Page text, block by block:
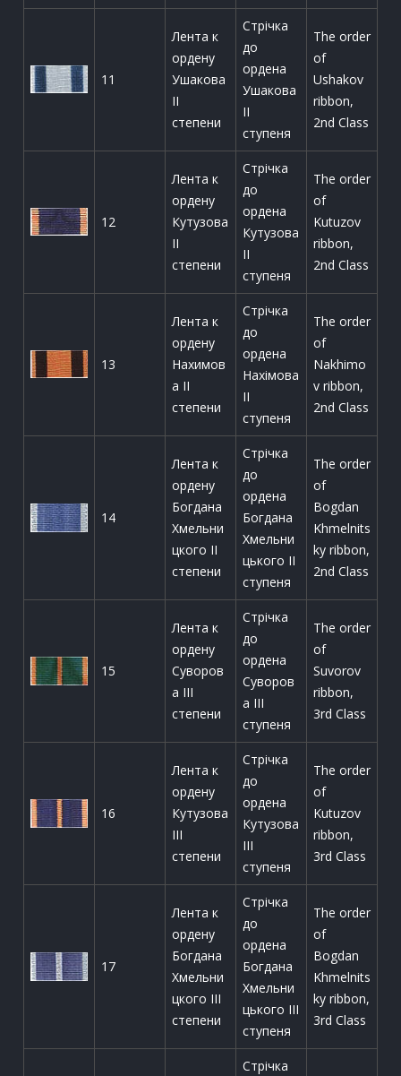
11
Лента к
ордену
Ушакова
II
степени
Стрічка
до
ордена
Ушакова
ІІ
ступеня
The order
of
Ushakov
ribbon,
2nd Class
12
Лента к
ордену
Кутузова
II
степени
Стрічка
до
ордена
Кутузова
ІІ
ступеня
The order
of
Kutuzov
ribbon,
2nd Class
13
Лента к
ордену
Нахимов
а II
степени
Стрічка
до
ордена
Нахімова
ІІ
ступеня
The order
of
Nakhimo
v ribbon,
2nd Class
14
Лента к
ордену
Богдана
Хмельни
цкого II
степени
Стрічка
до
ордена
Богдана
Хмельни
цького ІІ
ступеня
The order
of
Bogdan
Khmelnits
ky ribbon,
2nd Class
15
Лента к
ордену
Суворов
а III
степени
Стрічка
до
ордена
Суворов
а ІІІ
ступеня
The order
of
Suvorov
ribbon,
3rd Class
16
Лента к
ордену
Кутузова
III
степени
Стрічка
до
ордена
Кутузова
ІІІ
ступеня
The order
of
Kutuzov
ribbon,
3rd Class
17
Лента к
ордену
Богдана
Хмельни
цкого III
степени
Стрічка
до
ордена
Богдана
Хмельни
цького ІІІ
ступеня
The order
of
Bogdan
Khmelnits
ky ribbon,
3rd Class
Стрічка